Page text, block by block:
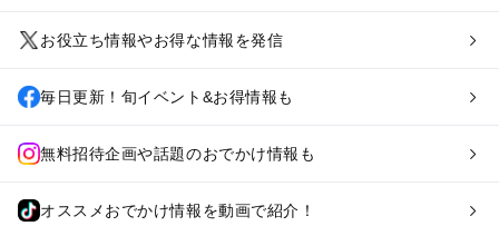
お役立ち情報やお得な情報を発信
毎日更新！旬イベント&お得情報も
無料招待企画や話題のおでかけ情報も
オススメおでかけ情報を動画で紹介！